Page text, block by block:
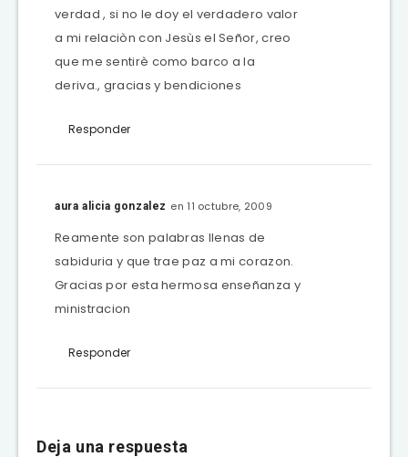
verdad , si no le doy el verdadero valor
a mi relaciòn con Jesùs el Señor, creo
que me sentirè como barco a la
deriva., gracias y bendiciones
Responder
aura alicia gonzalez en 11 octubre, 2009
Reamente son palabras llenas de
sabiduria y que trae paz a mi corazon.
Gracias por esta hermosa enseñanza y
ministracion
Responder
Deja una respuesta